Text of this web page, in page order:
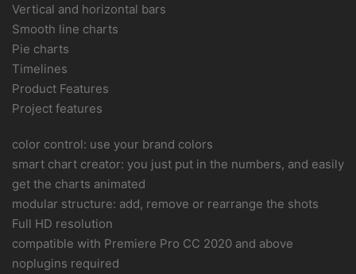
Vertical and horizontal bars
Smooth line charts
Pie charts
Timelines
Product Features
Project features
color control: use your brand colors
smart chart creator: you just put in the numbers, and easily
get the charts animated
modular structure: add, remove or rearrange the shots
Full HD resolution
compatible with Premiere Pro CC 2020 and above
noplugins required